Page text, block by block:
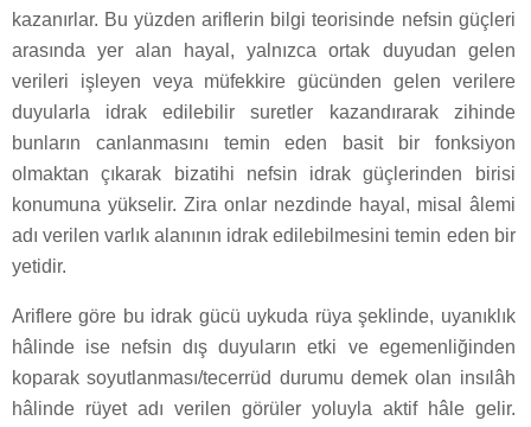
kazanırlar. Bu yüzden ariflerin bilgi teorisinde nefsin güçleri
arasında yer alan hayal, yalnızca ortak duyudan gelen
verileri işleyen veya müfekkire gücünden gelen verilere
duyularla idrak edilebilir suretler kazandırarak zihinde
bunların canlanmasını temin eden basit bir fonksiyon
olmaktan çıkarak bizatihi nefsin idrak güçlerinden birisi
konumuna yükselir. Zira onlar nezdinde hayal, misal âlemi
adı verilen varlık alanının idrak edilebilmesini temin eden bir
yetidir.
Ariflere göre bu idrak gücü uykuda rüya şeklinde, uyanıklık
hâlinde ise nefsin dış duyuların etki ve egemenliğinden
koparak soyutlanması/tecerrüd durumu demek olan insılâh
hâlinde rüyet adı verilen görüler yoluyla aktif hâle gelir.